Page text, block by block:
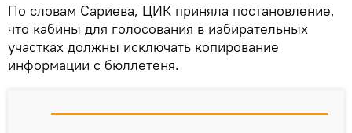
По словам Сариева, ЦИК приняла постановление,
что кабины для голосования в избирательных
участках должны исключать копирование
информации с бюллетеня.